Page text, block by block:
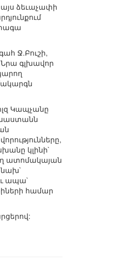
ձեւաչափի
Ջ.Բուշի,
գլխավոր
Կապչանը
կլինի`
ատոմակայան
նախ`
ապա`
համար